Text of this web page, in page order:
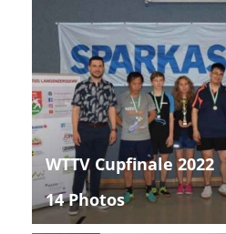
WTTV Cupfinale 2022
14 Photos